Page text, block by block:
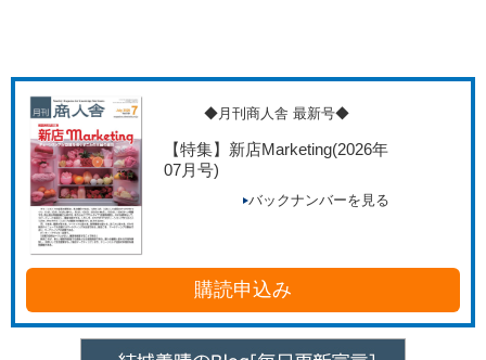
◆月刊商人舎 最新号◆
【特集】新店Marketing(2026年
07月号)
バックナンバーを見る
購読申込み